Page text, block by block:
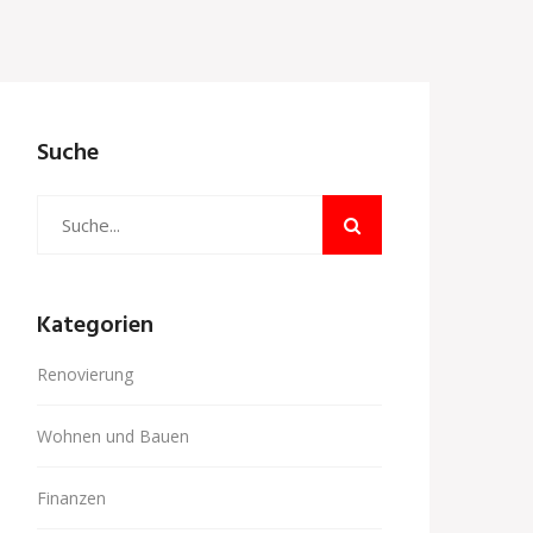
Suche
Kategorien
Renovierung
Wohnen und Bauen
Finanzen